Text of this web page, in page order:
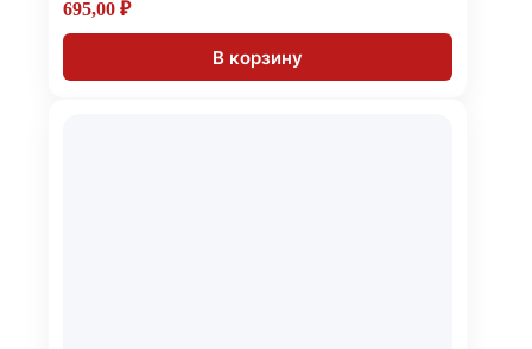
695,00 ₽
В корзину